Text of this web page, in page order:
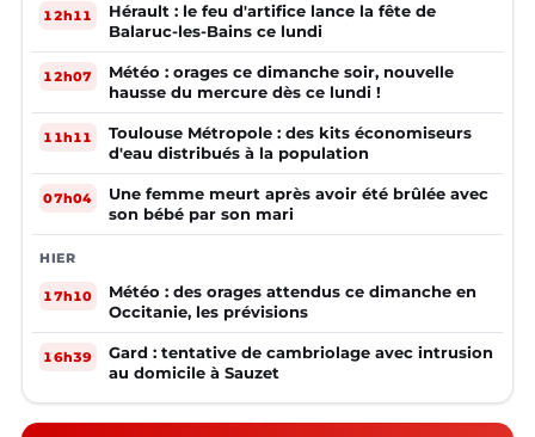
12h11
Hérault : le feu d'artifice lance la fête de
Balaruc-les-Bains ce lundi
12h07
Météo : orages ce dimanche soir, nouvelle
hausse du mercure dès ce lundi !
11h11
Toulouse Métropole : des kits économiseurs
d'eau distribués à la population
07h04
Une femme meurt après avoir été brûlée avec
son bébé par son mari
HIER
17h10
Météo : des orages attendus ce dimanche en
Occitanie, les prévisions
16h39
Gard : tentative de cambriolage avec intrusion
au domicile à Sauzet